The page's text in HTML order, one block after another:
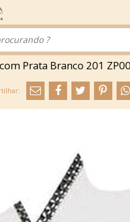
Prata Branco 201